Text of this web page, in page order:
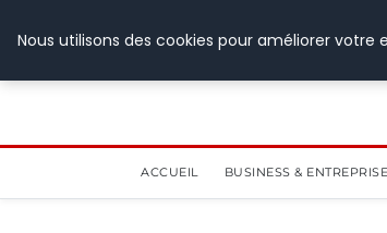
ACCUEIL BUSINESS & ENTREPRISE
Nous utilisons des cookies pour améliorer